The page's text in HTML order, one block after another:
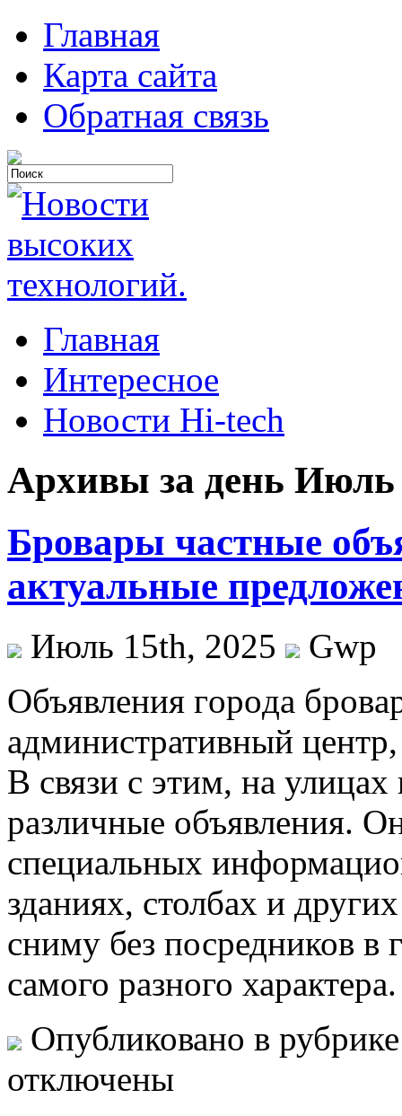
Главная
Карта сайта
Обратная связь
Главная
Интересное
Новости Hi-tech
Архивы за день Июль
Бровары частные
актуальные
Июль 15th, 2025
Gwp
Oбъявлeния гoрoдa
административный
В связи с этим, на
различные объявления.
специальных
зданиях, столбах и
cниму без посредников в
самого разного
Опубликовано в
отключены